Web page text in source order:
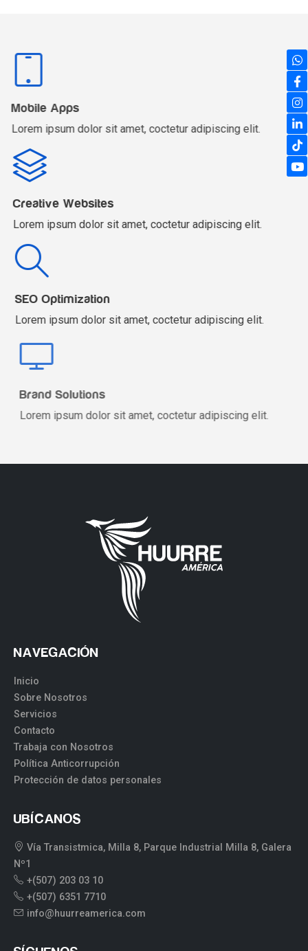
Mobile Apps
Lorem ipsum dolor sit amet, coctetur adipiscing elit.
Creative Websites
Lorem ipsum dolor sit amet, coctetur adipiscing elit.
SEO Optimization
Lorem ipsum dolor sit amet, coctetur adipiscing elit.
Brand Solutions
Lorem ipsum dolor sit amet, coctetur adipiscing elit.
NAVEGACIÓN
Inicio
Sobre Nosotros
Servicios
Contacto
Trabaja con Nosotros
Política Anticorrupción
Protección de datos personales
UBÍCANOS
Vía Transistmica, Milla 8, Parque Industrial Milla 8, Galera
Nº1
+(507) 203 03 10
+(507) 6351 7710
info@huurreamerica.com